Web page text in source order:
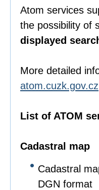
Atom services
the possibility of
displayed
More detailed
atom.cuzk.gov.cz
List of ATOM
Cadastral map
Cadastral
DGN format